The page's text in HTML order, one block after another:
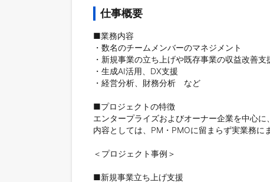
仕事概要
■業務内容
・数名のチームメンバーのマネジメント
・新規事業の立ち上げや既存事業の収益改善支
・生成AI活用、DX支援
・経営分析、財務分析　など
■プロジェクトの特徴
エンタープライズおよびオーナー企業を中心
内容としては、PM・PMOに留まらず実業務に
＜プロジェクト事例＞
■新規事業立ち上げ支援